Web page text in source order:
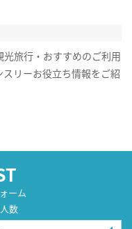
旅行・おすすめのご利用
リーお役立ち情報をご紹
ーム
数